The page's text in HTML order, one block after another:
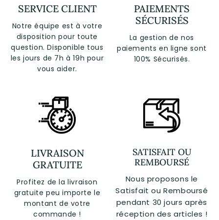
SERVICE CLIENT
Notre équipe est à votre
disposition pour toute
question. Disponible tous
les jours de 7h à 19h pour
vous aider.
PAIEMENTS
SÉCURISÉS
La gestion de nos
paiements en ligne sont
100% Sécurisés.
LIVRAISON
GRATUITE
Profitez de la livraison
gratuite peu importe le
montant de votre
commande !
SATISFAIT OU
REMBOURSÉ
Nous proposons le
Satisfait ou Remboursé
pendant 30 jours après
réception des articles !